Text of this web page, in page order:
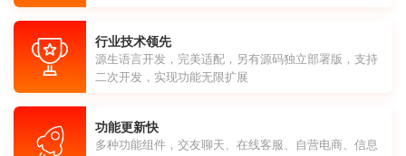
行业技术领先
源生语言开发，完美适配，另有源码独立部署版，支持
二次开发，实现功能无限扩展
功能更新快
多种功能组件，交友聊天、在线客服、自营电商、信息